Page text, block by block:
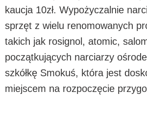
kaucja 10zł. Wypożyczalnie
sprzęt z wielu renomowanych
takich jak rosignol, atomic,
początkujących narciarzy
szkółkę Smokuś, która jest
miejscem na rozpoczęcie